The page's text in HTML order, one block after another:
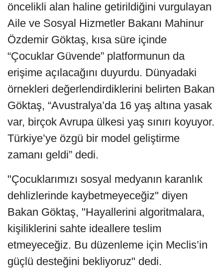
öncelikli alan haline getirildiğini vurgulayan
Aile ve Sosyal Hizmetler Bakanı Mahinur
Özdemir Göktaş, kısa süre içinde
“Çocuklar Güvende” platformunun da
erişime açılacağını duyurdu. Dünyadaki
örnekleri değerlendirdiklerini belirten Bakan
Göktaş, “Avustralya’da 16 yaş altına yasak
var, birçok Avrupa ülkesi yaş sınırı koyuyor.
Türkiye’ye özgü bir model geliştirme
zamanı geldi” dedi.
"Çocuklarımızı sosyal medyanın karanlık
dehlizlerinde kaybetmeyeceğiz" diyen
Bakan Göktaş, "Hayallerini algoritmalara,
kişiliklerini sahte ideallere teslim
etmeyeceğiz. Bu düzenleme için Meclis’in
güçlü desteğini bekliyoruz" dedi.